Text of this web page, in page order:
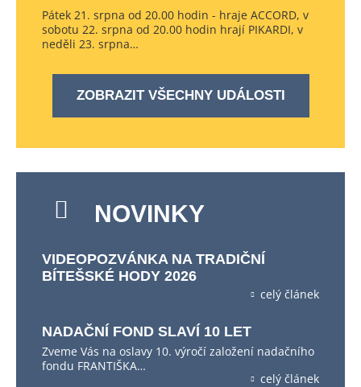
Pátek 21. srpna od 20.00 hodin - hraje ACCORD, v
sobotu 22. srpna od 20.00 hodin hrají PIKARDI, v
neděli 23. srpna…
ZOBRAZIT VŠECHNY UDÁLOSTI
NOVINKY
VIDEOPOZVÁNKA NA TRADIČNÍ
BÍTEŠSKÉ HODY 2026
celý článek
NADAČNÍ FOND SLAVÍ 10 LET
Zveme Vás na oslavy 10. výročí založení nadačního
fondu FRANTIŠKA…
celý článek